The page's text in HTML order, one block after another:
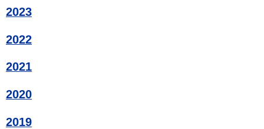
2023
2022
2021
2020
2019